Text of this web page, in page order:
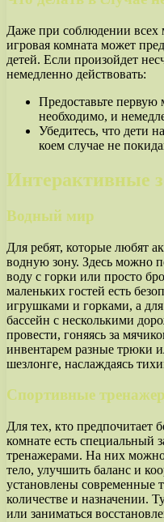
Даже при соблюдении всех
игровая комната может
детей. Если произойдет
немедленно действовать:
Предоставьте
необходимо, и
Убедитесь, что дети
коем случае не
Интерактивные
Водный мир
Для ребят, которые любят
водную зону. Здесь можно
воду с горки или просто
маленьких гостей есть
игрушками и горками, а
бассейн с несколькими
провести, гоняясь за
инвентарем разные трюки
шезлонге, наслаждаясь
Спортивные
Для тех, кто предпочитает
комнате есть специальный
тренажерами. На них
тело, улучшить баланс и
установлены современные
количестве и назначении.
или заниматься